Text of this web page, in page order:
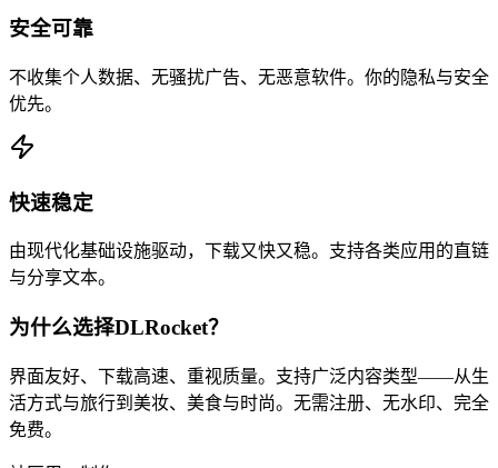
安全可靠
不收集个人数据、无骚扰广告、无恶意软件。你的隐私与安全
优先。
快速稳定
由现代化基础设施驱动，下载又快又稳。支持各类应用的直链
与分享文本。
为什么选择DLRocket？
界面友好、下载高速、重视质量。支持广泛内容类型——从生
活方式与旅行到美妆、美食与时尚。无需注册、无水印、完全
免费。